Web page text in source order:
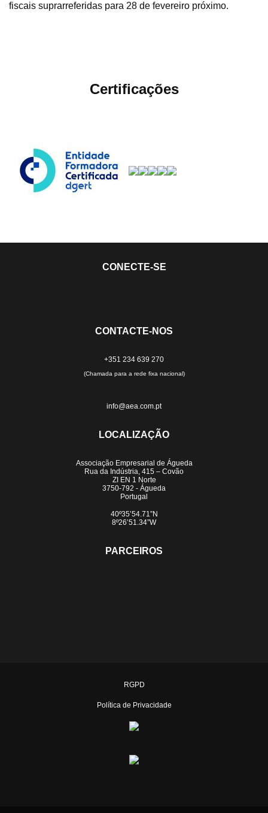
fiscais suprarreferidas para 28 de fevereiro próximo.
Certificações
CONECTE-SE
CONTACTE-NOS
+351 234 639 270
(Chamada para a rede fixa nacional)
info@aea.com.pt
LOCALIZAÇÃO
Associação Empresarial de Águeda
Rua da Indústria, 415 – Covão
ZI EN 1 Norte
3750-792 - Águeda
Portugal
40º35’54.71”N
8º26’51.34”W
PARCEIROS
RGPD
Política de Privacidade